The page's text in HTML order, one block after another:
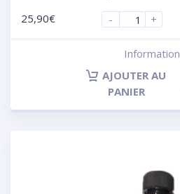
25,90€
-
+
Information
AJOUTER AU
PANIER